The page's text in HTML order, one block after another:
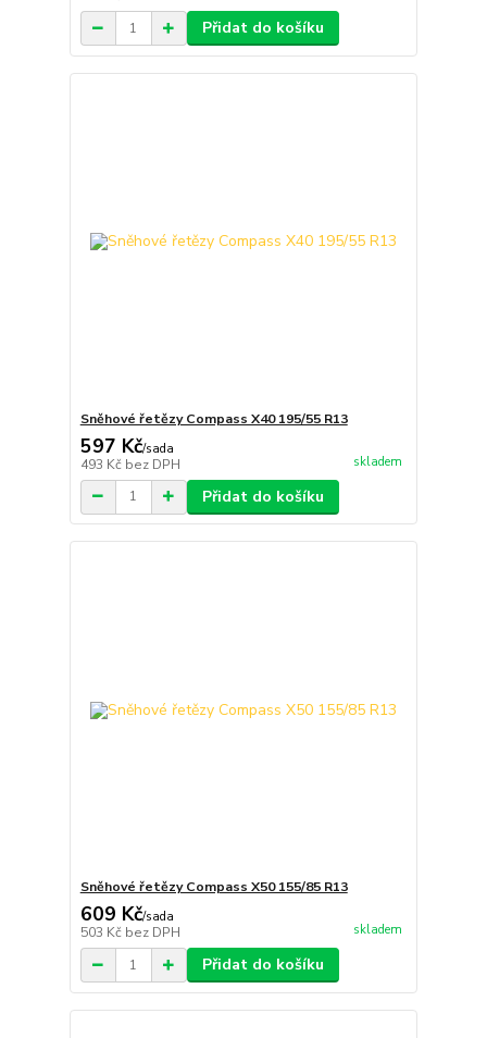
Přidat do košíku
Sněhové řetězy Compass X40 195/55 R13
597 Kč/sada
493 Kč bez DPH skladem
Přidat do košíku
Sněhové řetězy Compass X50 155/85 R13
609 Kč/sada
503 Kč bez DPH skladem
Přidat do košíku